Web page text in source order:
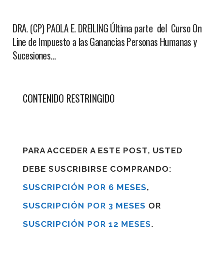
DRA. (CP) PAOLA E. DREILING Última parte del Curso On
Line de Impuesto a las Ganancias Personas Humanas y
Sucesiones…
CONTENIDO RESTRINGIDO
PARA ACCEDER A ESTE POST, USTED
DEBE SUSCRIBIRSE COMPRANDO:
SUSCRIPCIÓN POR 6 MESES,
SUSCRIPCIÓN POR 3 MESES OR
SUSCRIPCIÓN POR 12 MESES.